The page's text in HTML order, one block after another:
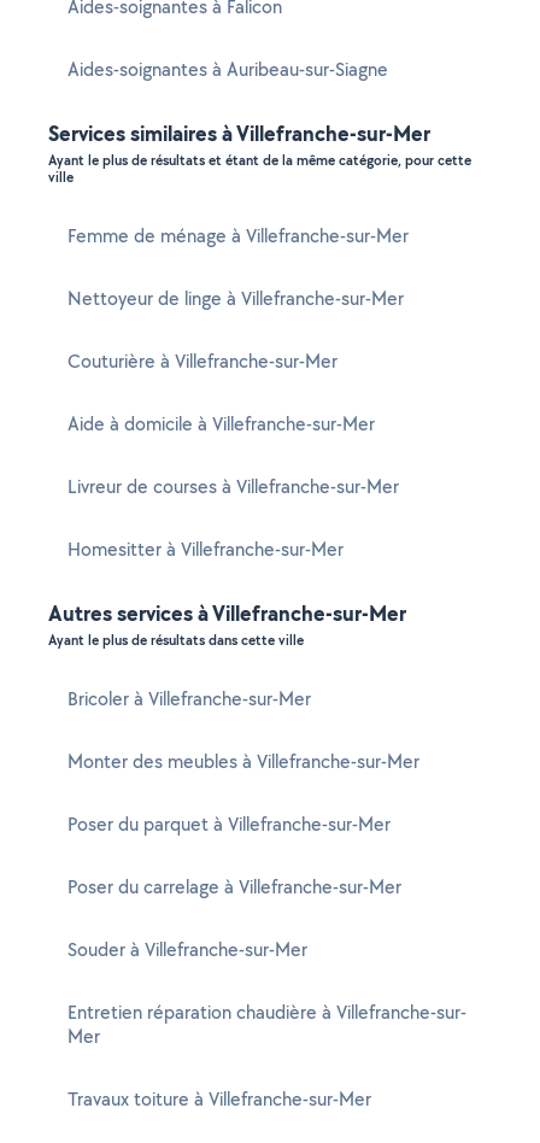
Aides-soignantes à Falicon
Aides-soignantes à Auribeau-sur-Siagne
Services similaires à Villefranche-sur-Mer
Ayant le plus de résultats et étant de la même catégorie, pour cette
ville
Femme de ménage à Villefranche-sur-Mer
Nettoyeur de linge à Villefranche-sur-Mer
Couturière à Villefranche-sur-Mer
Aide à domicile à Villefranche-sur-Mer
Livreur de courses à Villefranche-sur-Mer
Homesitter à Villefranche-sur-Mer
Autres services à Villefranche-sur-Mer
Ayant le plus de résultats dans cette ville
Bricoler à Villefranche-sur-Mer
Monter des meubles à Villefranche-sur-Mer
Poser du parquet à Villefranche-sur-Mer
Poser du carrelage à Villefranche-sur-Mer
Souder à Villefranche-sur-Mer
Entretien réparation chaudière à Villefranche-sur-
Mer
Travaux toiture à Villefranche-sur-Mer